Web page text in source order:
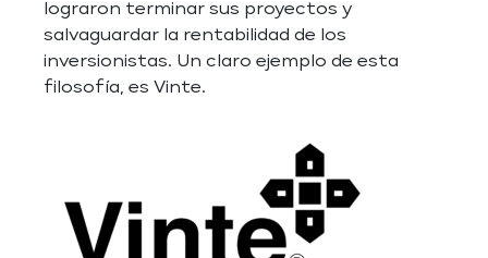
lograron terminar sus proyectos y
salvaguardar la rentabilidad de los
inversionistas. Un claro ejemplo de esta
filosofía, es Vinte.